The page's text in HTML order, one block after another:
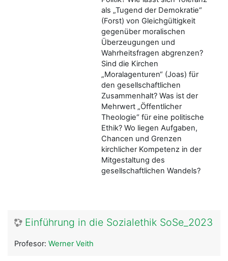
als „Tugend der Demokratie“
(Forst) von Gleichgültigkeit
gegenüber moralischen
Überzeugungen und
Wahrheitsfragen abgrenzen?
Sind die Kirchen
„Moralagenturen“ (Joas) für
den gesellschaftlichen
Zusammenhalt? Was ist der
Mehrwert „Öffentlicher
Theologie“ für eine politische
Ethik? Wo liegen Aufgaben,
Chancen und Grenzen
kirchlicher Kompetenz in der
Mitgestaltung des
gesellschaftlichen Wandels?
Einführung in die Sozialethik SoSe_2023
Profesor: Werner Veith